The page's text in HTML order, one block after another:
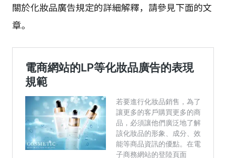
關於化妝品廣告規定的詳細解釋，請參見下面的文
章。